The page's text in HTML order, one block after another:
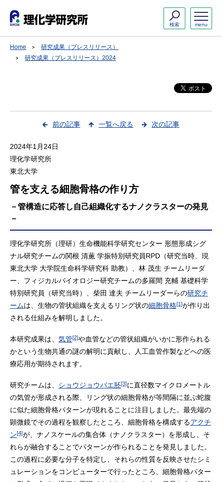
menu
検索
Home
研究成果（プレスリリース）
研究成果（プレスリリース）2024
前の記事 一覧へ戻る 次の記事
2024年1月24日
理化学研究所
東北大学
管を支える細胞骨格の作り方
－管構造に応答し自己組織化するナノクラスターの発見
－
理化学研究所（理研）生命機能科学研究センター 形態形成シグ
ナル研究チームの関根 清薫 学振特別研究員RPD（研究当時、現
東北大学 大学院生命科学研究科 助教）、林 茂生 チームリーダ
ー、フィジカルバイオロジー研究チームの多羅間 充輔 基礎科学
特別研究員（研究当時）、柴田 達夫 チームリーダーらの研究チ
ームは、生物の管状組織を支えるリング状の細胞骨格[1]が作り出
される仕組みを解明しました。
本研究成果は、 気管[2]や血管などの管状組織がいかに形作られる
かという生物共通の謎の解明に貢献し、人工血管作製などへの医
療応用が期待されます。
研究チームは、 ショウジョウバエ胚[3]に直径数マイクロメートル
の気管が形成される際、リング状の細胞骨格が等間隔に並ぶ蛇腹
に似た細胞骨格パターンが現れることに注目しました。最先端の
顕微鏡でその過程を観察したところ、細胞骨格を構成するアクチ
ン[4]が、ナノスケールの集合体（ナノクラスター）を形成し、そ
れらが融合することでパターンが作られることを発見しました。
この過程に必要な分子を特定し、それらの性質を反映させたシミ
ュレーションをコンピューターで行ったところ、細胞骨格パター